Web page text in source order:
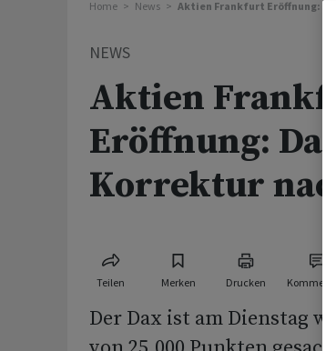
Home News Aktien Frankfurt Eröffnung:
NEWS
Aktien
Eröffnung:
Korrektur
Teilen Merken Drucken
Der Dax ist am Dienstag